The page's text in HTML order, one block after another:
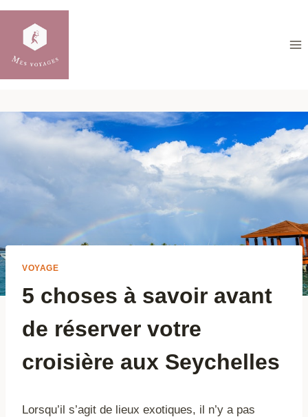
Aller
contenu
VOYAGE
5 choses à savoir avant
de réserver votre
croisière aux Seychelles
Lorsqu’il s’agit de lieux exotiques, il n’y a pas